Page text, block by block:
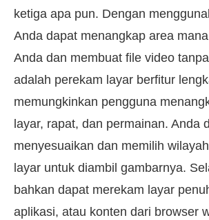
ketiga apa pun. Dengan
Anda dapat menangkap area
Anda dan membuat file video
adalah perekam layar berfitur
memungkinkan pengguna
layar, rapat, dan permainan. Anda
menyesuaikan dan memilih
layar untuk diambil gambarnya.
bahkan dapat merekam layar
aplikasi, atau konten dari browser